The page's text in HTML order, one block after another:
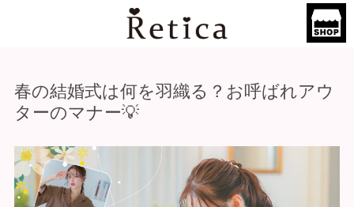
春の結婚式は何を羽織る？お呼ばれアウ
ターのマナー💡